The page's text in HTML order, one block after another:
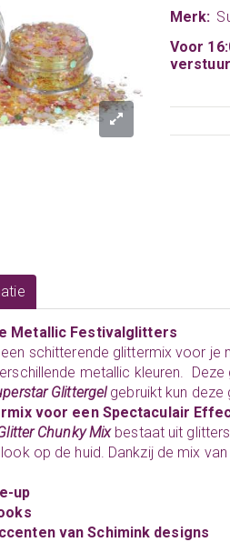
Merk:
Voor
Metallic Festivalglitters
schitterende glittermix voor
metallic kleuren.
Glittergel gebruikt kun
voor een Spectaculair
Chunky Mix bestaat uit
op de huid. Dankzij de mix
up
van Schimink designs